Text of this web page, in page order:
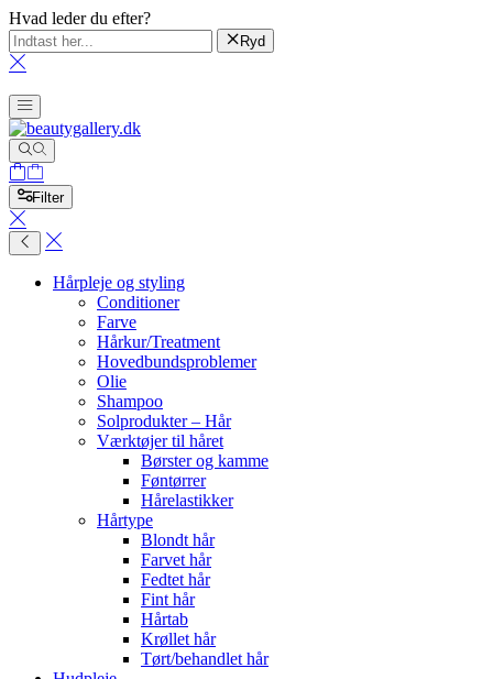
Hvad leder du efter?
Ryd
Filter
Hårpleje og styling
Conditioner
Farve
Hårkur/Treatment
Hovedbundsproblemer
Olie
Shampoo
Solprodukter – Hår
Værktøjer til håret
Børster og kamme
Føntørrer
Hårelastikker
Hårtype
Blondt hår
Farvet hår
Fedtet hår
Fint hår
Hårtab
Krøllet hår
Tørt/behandlet hår